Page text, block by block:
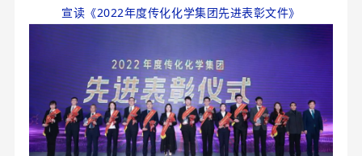
宣读《2022年度传化化学集团先进表彰文件》